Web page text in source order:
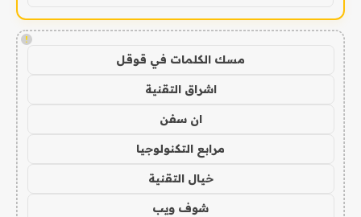
!
مسك الكلمات في قوقل
اشراق التقنية
ان سفن
مرابع التكنولوجيا
خيال التقنية
شوف ويب